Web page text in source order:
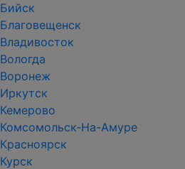
Бийск
Благовещенск
Владивосток
Вологда
Воронеж
Иркутск
Кемерово
Комсомольск-На-Амуре
Красноярск
Курск